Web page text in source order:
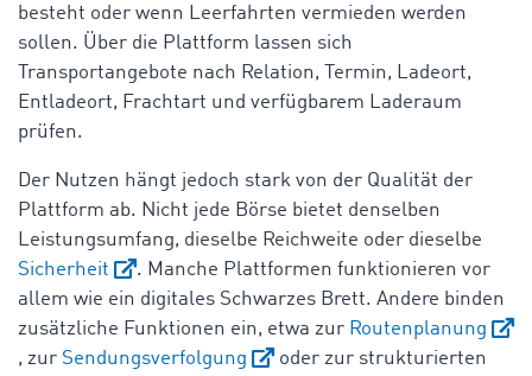
besteht oder wenn Leerfahrten vermieden werden
sollen. Über die Plattform lassen sich
Transportangebote nach Relation, Termin, Ladeort,
Entladeort, Frachtart und verfügbarem Laderaum
prüfen.
Der Nutzen hängt jedoch stark von der Qualität der
Plattform ab. Nicht jede Börse bietet denselben
Leistungsumfang, dieselbe Reichweite oder dieselbe
Sicherheit
. Manche Plattformen funktionieren vor
allem wie ein digitales Schwarzes Brett. Andere binden
zusätzliche Funktionen ein, etwa zur Routenplanung
, zur Sendungsverfolgung
oder zur strukturierten